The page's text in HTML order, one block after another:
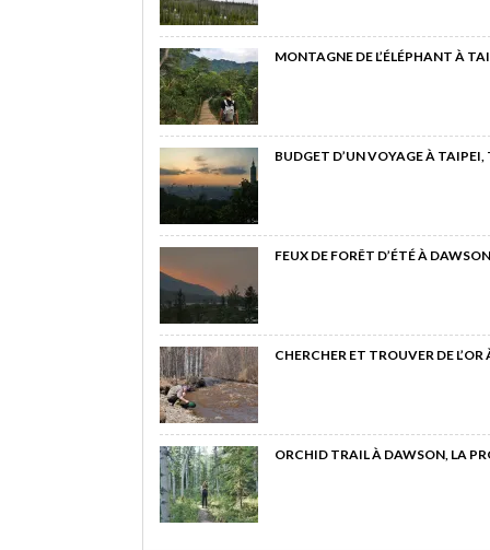
MONTAGNE DE L’ÉLÉPHANT À
BUDGET D’UN VOYAGE À
FEUX DE FORÊT D’ÉTÉ À
CHERCHER ET TROUVER DE
ORCHID TRAIL À DAWSON, LA